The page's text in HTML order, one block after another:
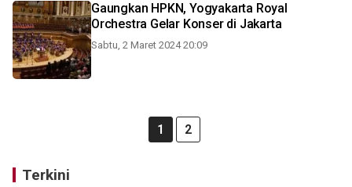
Gaungkan HPKN, Yogyakarta Royal
Orchestra Gelar Konser di Jakarta
Sabtu, 2 Maret 2024 20:09
1 2
Terkini